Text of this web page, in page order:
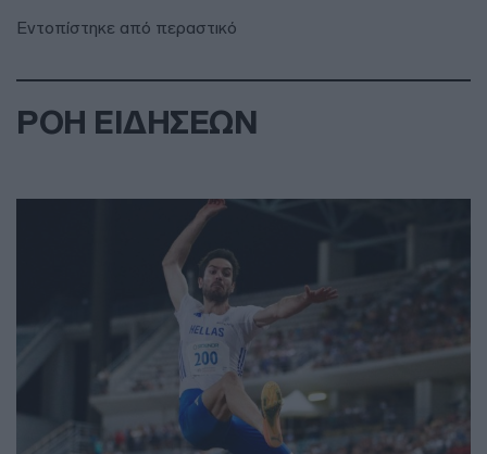
Εντοπίστηκε από περαστικό
ΡΟΗ ΕΙΔΗΣΕΩΝ